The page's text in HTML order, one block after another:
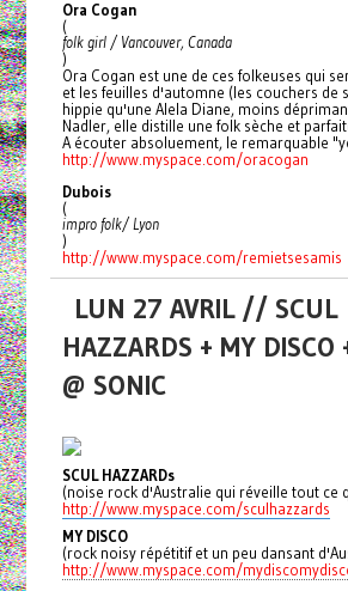
Ora Cogan
(
folk girl / Vancouver, Canada
)
Ora Cogan est une de ces folkeuses qui
et les feuilles d'automne (les couchers de
hippie qu'une Alela Diane, moins
Nadler, elle distille une folk sèche et
A écouter absoluement, le remarquable
http://www.myspace.com/oracogan
Dubois
(
impro folk/ Lyon
)
http://www.myspace.com/remietsesamis
LUN 27 AVRIL // SCUL
HAZZARDS + MY DISCO
@ SONIC
SCUL HAZZARDs
(noise rock d'Australie qui réveille tout ce
http://www.myspace.com/sculhazzards
MY DISCO
(rock noisy répétitif et un peu dansant
http://www.myspace.com/